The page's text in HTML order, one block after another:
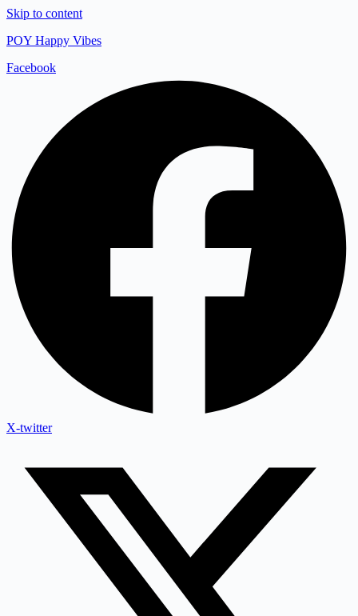
Skip to content
POY Happy Vibes
Facebook
X-twitter